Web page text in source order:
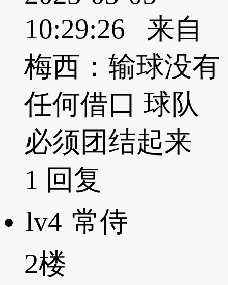
10:29:26 来自
梅西：输球没有
任何借口 球队
必须团结起来
1 回复
lv4 常侍
2楼